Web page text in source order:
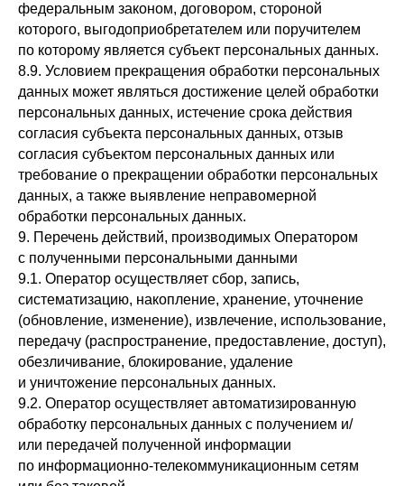
федеральным законом, договором, стороной
которого, выгодоприобретателем или поручителем
по которому является субъект персональных данных.
8.9. Условием прекращения обработки персональных
данных может являться достижение целей обработки
персональных данных, истечение срока действия
согласия субъекта персональных данных, отзыв
согласия субъектом персональных данных или
требование о прекращении обработки персональных
данных, а также выявление неправомерной
обработки персональных данных.
9. Перечень действий, производимых Оператором
с полученными персональными данными
9.1. Оператор осуществляет сбор, запись,
систематизацию, накопление, хранение, уточнение
(обновление, изменение), извлечение, использование,
передачу (распространение, предоставление, доступ),
обезличивание, блокирование, удаление
и уничтожение персональных данных.
9.2. Оператор осуществляет автоматизированную
обработку персональных данных с получением и/
или передачей полученной информации
по информационно-телекоммуникационным сетям